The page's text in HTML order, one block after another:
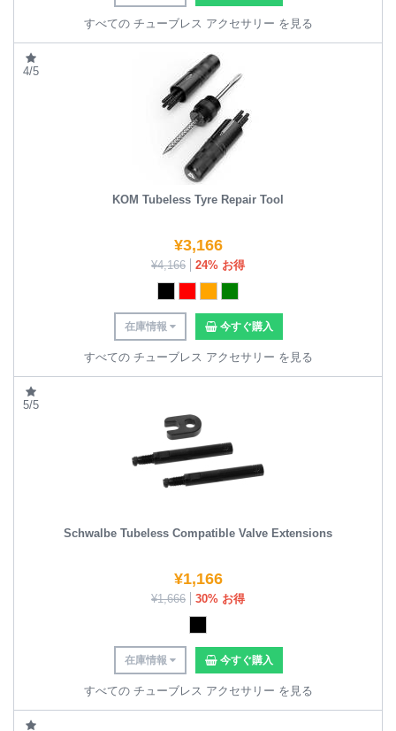
すべての チューブレス アクセサリー を見る
4/5
KOM Tubeless Tyre Repair Tool
¥3,166
¥4,166 24% お得
在庫情報 今すぐ購入
すべての チューブレス アクセサリー を見る
5/5
Schwalbe Tubeless Compatible Valve Extensions
¥1,166
¥1,666 30% お得
在庫情報 今すぐ購入
すべての チューブレス アクセサリー を見る